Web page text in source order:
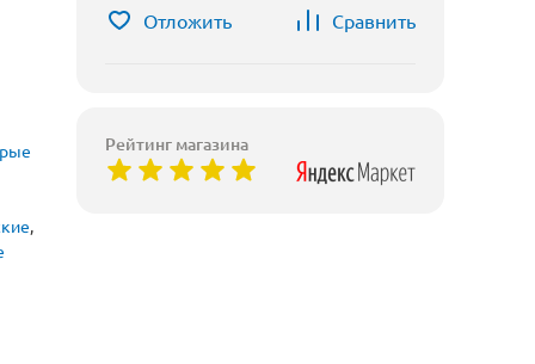
Отложить Сравнить
Рейтинг магазина